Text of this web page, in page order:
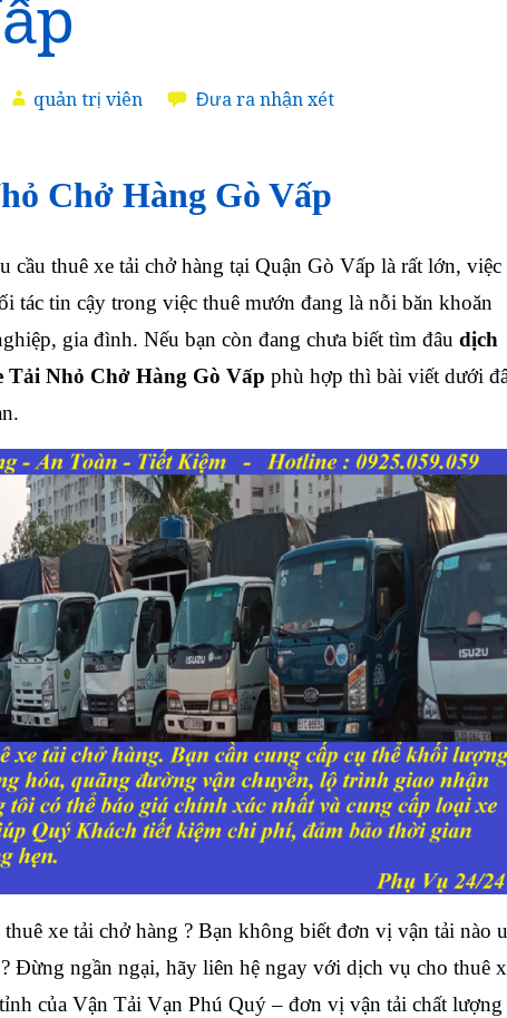
quản trị viên Đưa ra nhận xét
Chở Hàng Gò Vấp
cầu thuê xe tải chở hàng tại Quận Gò Vấp là rất lớn, việc
tác tin cậy trong việc thuê mướn đang là nỗi băn khoăn
gia đình. Nếu bạn còn đang chưa biết tìm đâu dịch
Tải Nhỏ Chở Hàng Gò Vấp phù hợp thì bài viết dưới
thuê xe tải chở hàng ? Bạn không biết đơn vị vận tải nào
Đừng ngần ngại, hãy liên hệ ngay với dịch vụ cho thuê
của Vận Tải Vạn Phú Quý – đơn vị vận tải chất lượng